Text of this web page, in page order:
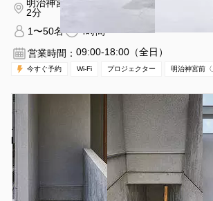
明治神宮前〈原宿〉駅 徒歩
2分
東京都渋谷区
−１４
1〜50名
4時間〜
営業時間： 09:00-18:00（全日）
今すぐ予約 Wi-Fi プロジェクター 明治神宮前
イベントでも使える会議室！10GbWi-fi＆85
ニター完備！
b1